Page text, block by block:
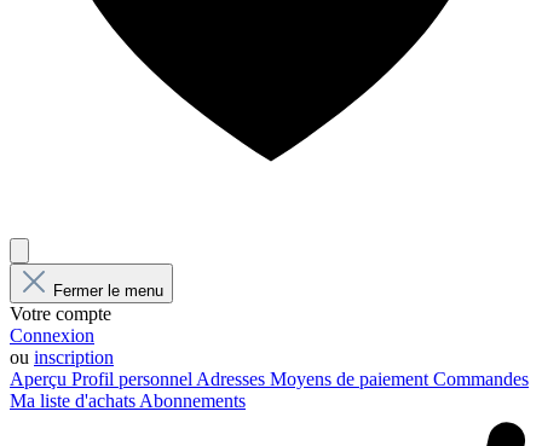
Fermer le menu
Votre compte
Connexion
ou inscription
Aperçu Profil personnel Adresses Moyens de paiement Commandes
Ma liste d'achats Abonnements